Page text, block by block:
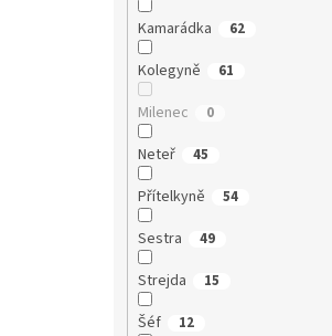
Kamarádka 62
Kolegyně 61
Milenec 0
Neteř 45
Přítelkyně 54
Sestra 49
Strejda 15
Šéf 12